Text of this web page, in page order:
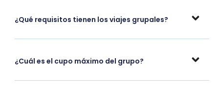
¿Qué requisitos tienen los viajes grupales?
¿Cuál es el cupo máximo del grupo?